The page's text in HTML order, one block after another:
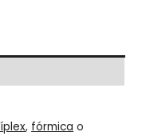
, fórmica o